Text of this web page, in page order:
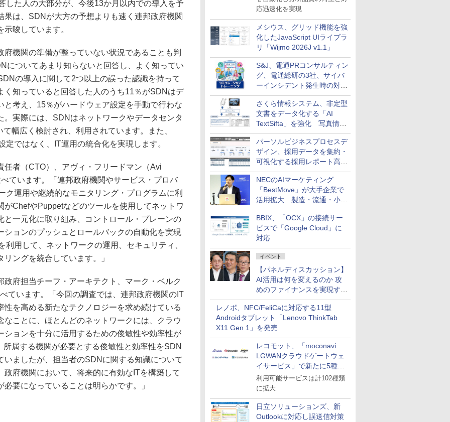
応迅速化を実現
メシウス、グリッド機能を強
化したJavaScript UIライブラ
リ「Wijmo 2026J v1.1」
S&J、電通PRコンサルティン
グ、電通総研の3社、サイバ
ーインシデント発生時の対応
と危機管理広報を一体的に訓
練するプログラムを提供
さくら情報システム、非定型
文書をデータ化する「AI
TextSifta」を強化 写真情報
のデータ化などに対応
パーソルビジネスプロセスデ
ザイン、採用データを集約・
可視化する採用レポート高速
化サービスを提供
NECのAIマーケティング
「BestMove」が大手企業で
活用拡大 製造・流通・小売
企業・広告代理店などが実装
フェーズへ
BBIX、「OCX」の接続サー
ビスで「Google Cloud」に
対応
イベント
【パネルディスカッション】
AI活用は何を変えるのか 攻
めのファイナンスを実現する
業務設計とマインドセット変
革
レノボ、NFC/FeliCaに対応する11型
Androidタブレット「Lenovo ThinkTab
X11 Gen 1」を発売
レコモット、「moconavi
LGWANクラウドゲートウェ
イサービス」で新たに5種類
のサービスと連携開始
利用可能サービスは計102種類
に拡大
日立ソリューションズ、新
Outlookに対応し誤送信対策
した人の大部分が、今後13か月以内での導入を予
果は、SDNが大方の予想よりも速く連邦政府機関
唆しています。
機関の準備が整っていない状況であることも判
についてあまり知らないと回答し、よく知ってい
の導入に関して2つ以上の誤った認識を持って
く知っていると回答した人のうち11％がSDNはデ
と考え、15％がハードウェア設定を手動で行わな
。実際には、SDNはネットワークやデータセンタ
幅広く検討され、利用されています。また、
ではなく、IT運用の統合化を実現します。
任者（CTO）、アヴィ・フリードマン（Avi
ています。「連邦政府機関やサービス・プロバ
ク運用や継続的なモニタリング・プログラムに利
がChefやPuppetなどのツールを使用してネットワ
と一元化に取り組み、コントロール・プレーンの
ョンのプッシュとロールバックの自動化を実現
用して、ネットワークの運用、セキュリティ、
ングを統合しています。」
府担当チーフ・アーキテクト、マーク・ベルク
ています。「今回の調査では、連邦政府機関のIT
を高める新たなテクノロジーを求め続けている
ことに、ほとんどのネットワークには、クラウ
ションを十分に活用するための俊敏性や効率性が
属する機関が必要とする俊敏性と効率性をSDN
いましたが、担当者のSDNに関する知識について
府機関において、将来的に有効なITを構築して
要になっていることは明らかです。」